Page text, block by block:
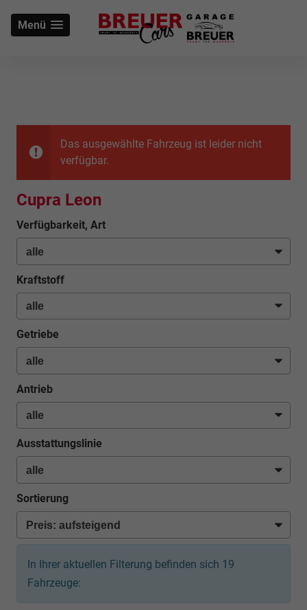
Menü
Das ausgewählte Fahrzeug ist leider nicht
verfügbar.
Cupra Leon
Verfügbarkeit, Art
Kraftstoff
Getriebe
Antrieb
Ausstattungslinie
Sortierung
In Ihrer aktuellen Filterung befinden sich 19
Fahrzeuge: